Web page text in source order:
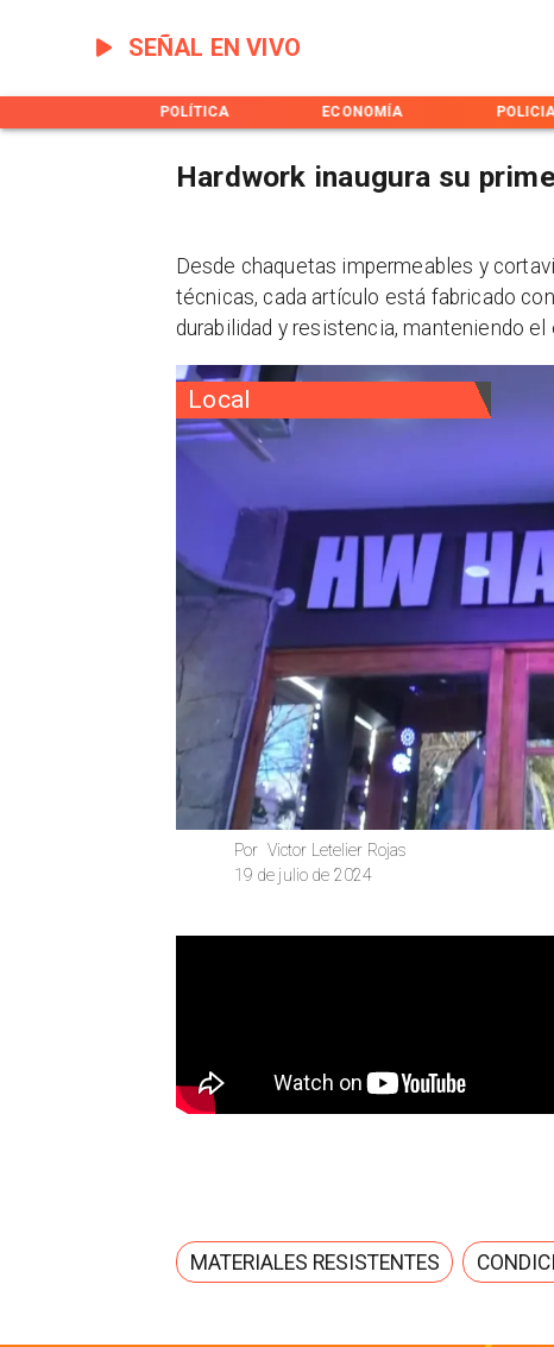
SEÑAL EN VIVO
POLÍTICA ECONOMÍA
Local
Victor Letelier Rojas
Por
19 de julio de 2024
Hardwork inaugura su
​Desde chaquetas impermeables y
técnicas, cada artículo está fabricado
durabilidad y resistencia, manteniendo
MATERIALES RESISTENTES